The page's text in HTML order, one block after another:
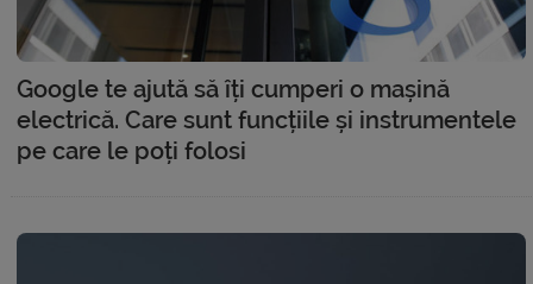
Google te ajută să îți cumperi o mașină
electrică. Care sunt funcțiile și instrumentele
pe care le poți folosi